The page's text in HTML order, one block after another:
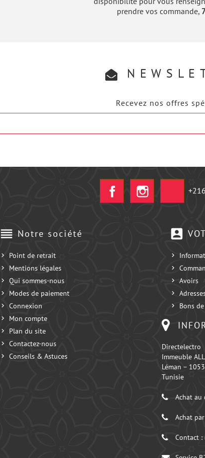
prendre vos commande,
Recevez nos offres
Facebook
reorder Notre société
Point de retrait
Mentions légales
Qui sommes-nous
Modes de paiement
Connexion
Mon compte
Plan du site
Contactez-nous
Conseils & Astuces
account_box
Avoirs
Bons
Directelectro
Immeuble
Léman –
Tunisie
Achat au
Achat
Contact :